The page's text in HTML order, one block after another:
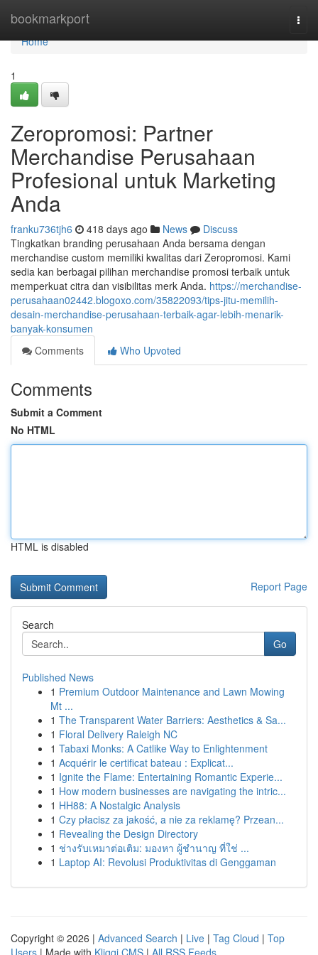
bookmarkport
Home
Home
1
Zeropromosi: Partner
Merchandise Perusahaan
Profesional untuk Marketing
Anda
franku736tjh6 418 days ago News
Discuss
Tingkatkan branding perusahaan Anda bersama dengan
merchandise custom memiliki kwalitas dari Zeropromosi. Kami
sedia kan berbagai pilihan merchandise promosi terbaik untuk
memperkuat citra dan visibilitas merk Anda. https://merchandise-
perusahaan02442.blogoxo.com/35822093/tips-jitu-memilih-
desain-merchandise-perusahaan-terbaik-agar-lebih-menarik-
banyak-konsumen
Comments
Who Upvoted
Comments
Submit a Comment
No HTML
HTML is disabled
Report Page
Search
Go
Published News
1 Premium Outdoor Maintenance and Lawn Mowing
Mt ...
1 The Transparent Water Barriers: Aesthetics & Sa...
1 Floral Delivery Raleigh NC
1 Tabaxi Monks: A Catlike Way to Enlightenment
1 Acquérir le certificat bateau : Explicat...
1 Ignite the Flame: Entertaining Romantic Experie...
1 How modern businesses are navigating the intric...
1 HH88: A Nostalgic Analysis
1 Czy płacisz za jakość, a nie za reklamę? Przean...
1 Revealing the Design Directory
1 ช่างรับเหมาต่อเติม: มองหา ผู้ชำนาญ ที่ใช่ ...
1 Laptop AI: Revolusi Produktivitas di Genggaman
Copyright © 2026 | Advanced Search | Live | Tag Cloud | Top
Users | Made with Kliqqi CMS | All RSS Feeds